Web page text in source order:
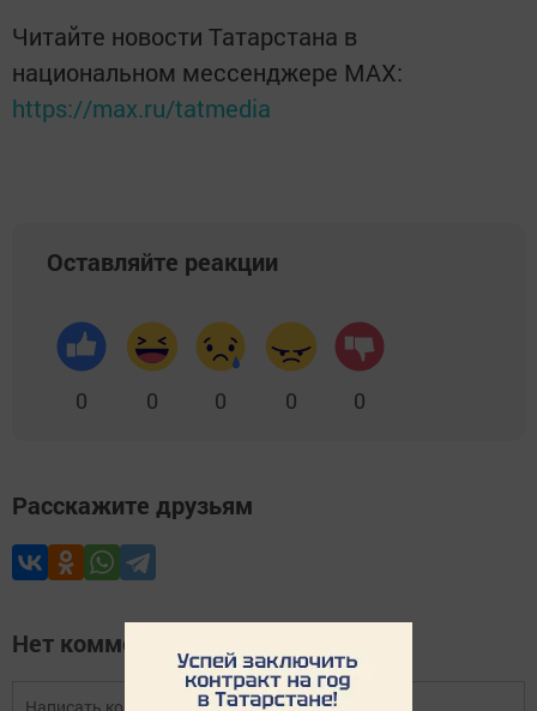
Читайте новости Татарстана в
национальном мессенджере MАХ:
https://max.ru/tatmedia
Оставляйте реакции
0 0 0 0 0
Расскажите друзьям
Нет комментариев